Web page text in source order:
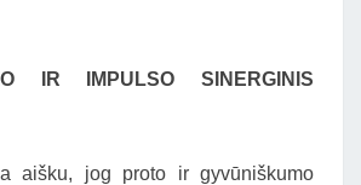
IR IMPULSO SINERGINIS
aišku, jog proto ir gyvūniškumo